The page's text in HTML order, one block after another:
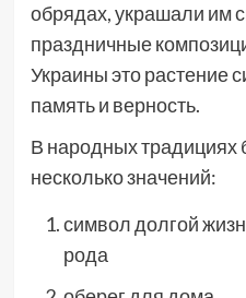
обрядах, украшали им
праздничные
Украины это растение
память и верность.
В народных традициях
несколько значений:
символ долгой
рода